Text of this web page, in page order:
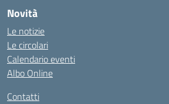
Novità
Le notizie
Le circolari
Calendario eventi
Albo Online
Contatti